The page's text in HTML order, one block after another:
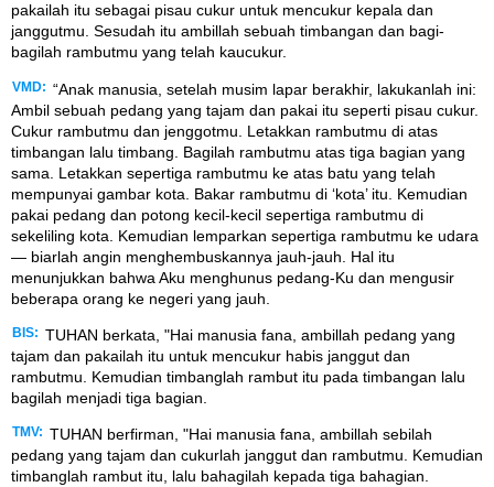
pakailah itu sebagai pisau cukur untuk mencukur kepala dan
janggutmu. Sesudah itu ambillah sebuah timbangan dan bagi-
bagilah rambutmu yang telah kaucukur.
VMD: “Anak manusia, setelah musim lapar berakhir, lakukanlah ini:
Ambil sebuah pedang yang tajam dan pakai itu seperti pisau cukur.
Cukur rambutmu dan jenggotmu. Letakkan rambutmu di atas
timbangan lalu timbang. Bagilah rambutmu atas tiga bagian yang
sama. Letakkan sepertiga rambutmu ke atas batu yang telah
mempunyai gambar kota. Bakar rambutmu di ‘kota’ itu. Kemudian
pakai pedang dan potong kecil-kecil sepertiga rambutmu di
sekeliling kota. Kemudian lemparkan sepertiga rambutmu ke udara
— biarlah angin menghembuskannya jauh-jauh. Hal itu
menunjukkan bahwa Aku menghunus pedang-Ku dan mengusir
beberapa orang ke negeri yang jauh.
BIS: TUHAN berkata, "Hai manusia fana, ambillah pedang yang
tajam dan pakailah itu untuk mencukur habis janggut dan
rambutmu. Kemudian timbanglah rambut itu pada timbangan lalu
bagilah menjadi tiga bagian.
TMV: TUHAN berfirman, "Hai manusia fana, ambillah sebilah
pedang yang tajam dan cukurlah janggut dan rambutmu. Kemudian
timbanglah rambut itu, lalu bahagilah kepada tiga bahagian.